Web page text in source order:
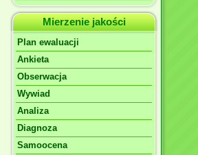
Mierzenie jakości
Plan ewaluacji
Ankieta
Obserwacja
Wywiad
Analiza
Diagnoza
Samoocena